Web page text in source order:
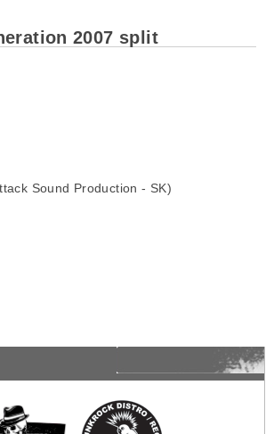
2007 split
Sound Production - SK)